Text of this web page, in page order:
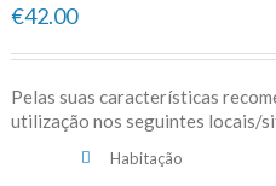
€42.00
Pelas suas características
utilização nos seguintes locais/
Habitação